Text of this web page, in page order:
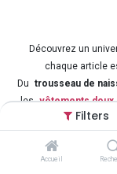
Filters
Accueil
Découvrez un
chaque article
Du trousseau de
les vêtements doux
nous vous
Chez KISSA ,